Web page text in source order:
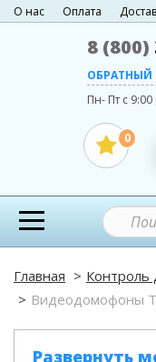
О нас Оплата
8 (800)
ОБРАТНЫЙ
Пн- Пт с
0
Главная Контроль
Видеодомофоны
Развернуть